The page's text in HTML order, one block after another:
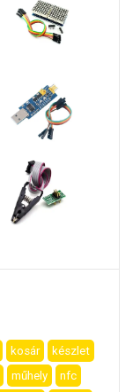
kosár
készlet
műhely
nfc